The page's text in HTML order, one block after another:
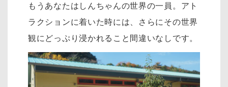
もうあなたはしんちゃんの世界の一員。アト
ラクションに着いた時には、さらにその世界
観にどっぷり浸かれること間違いなしです。